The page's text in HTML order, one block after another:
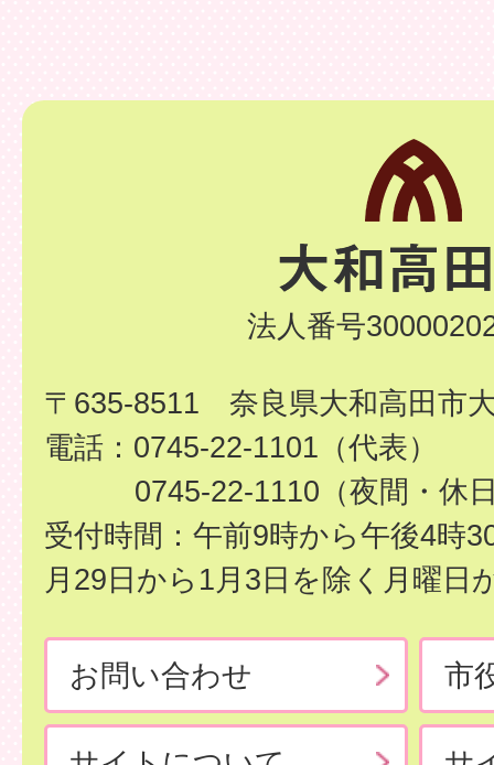
法人番号
〒635-8511 奈良県大和高田市
電話：0745-22-1101（代表）
0745-22-1110（夜間・休
受付時間：午前9時から午後4時
月29日から1月3日を除く月曜日
お問い合わせ 市